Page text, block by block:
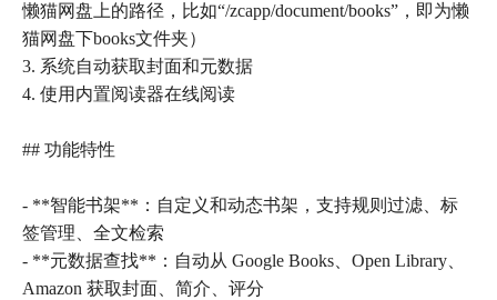
懒猫网盘上的路径，比如“/zcapp/document/books”，即为懒
猫网盘下books文件夹）
3. 系统自动获取封面和元数据
4. 使用内置阅读器在线阅读
## 功能特性
- **智能书架**：自定义和动态书架，支持规则过滤、标
签管理、全文检索
- **元数据查找**：自动从 Google Books、Open Library、
Amazon 获取封面、简介、评分